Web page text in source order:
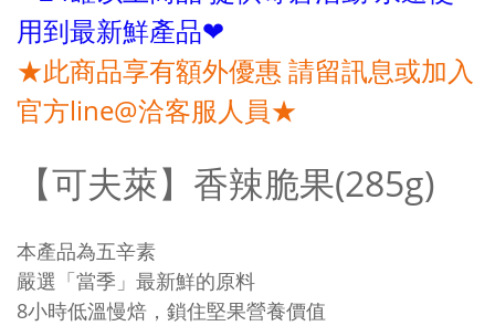
用到最新鮮產品❤
★此商品享有額外優惠 請留訊息或加入
官方line@洽客服人員★
【可夫萊】香辣脆果(285g)
本產品為五辛素
嚴選「當季」最新鮮的原料
8小時低溫慢焙，鎖住堅果營養價值​